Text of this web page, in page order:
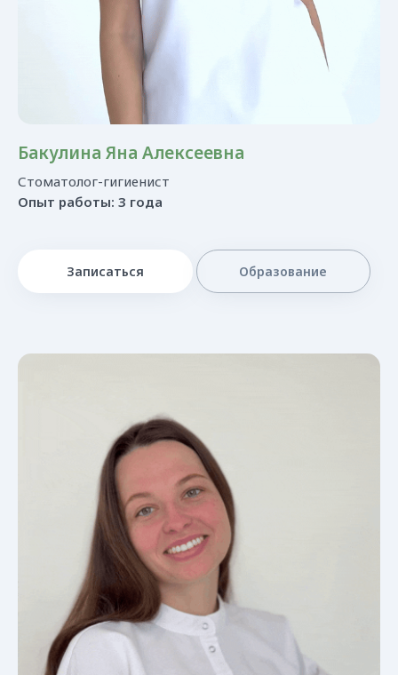
Бакулина Яна Алексеевна
Стоматолог-гигиенист
Опыт работы: 3 года
Записаться Образование